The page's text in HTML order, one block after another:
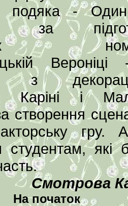
подяка -
за
з
Каріні і
створення
акторську гру.
студентам, які
Смотрова
На початок